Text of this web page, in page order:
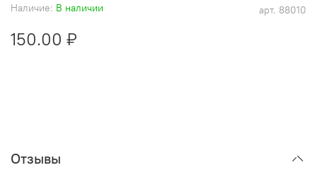
арт. 88010
Наличие: В наличии
150.00 ₽
Отзывы